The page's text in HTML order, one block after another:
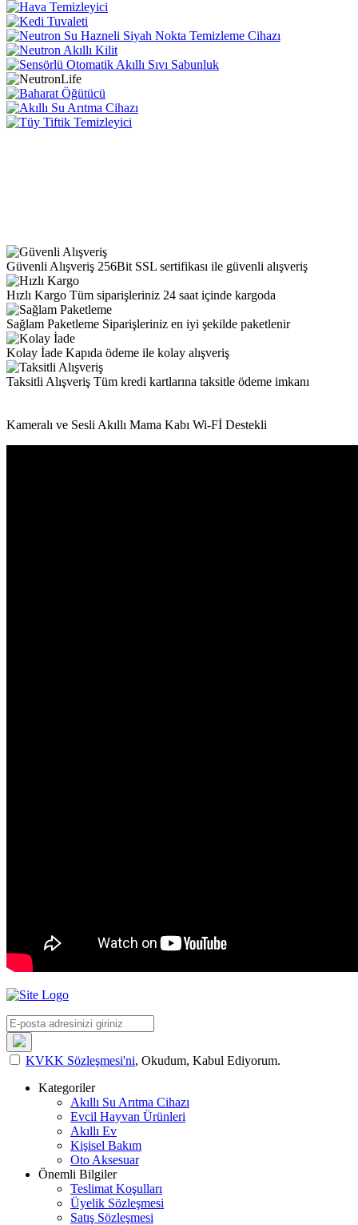
Güvenli Alışveriş 256Bit SSL sertifikası ile güvenli alışveriş
Hızlı Kargo Tüm siparişleriniz 24 saat içinde kargoda
Sağlam Paketleme Siparişleriniz en iyi şekilde paketlenir
Kolay İade Kapıda ödeme ile kolay alışveriş
Taksitli Alışveriş Tüm kredi kartlarına taksitle ödeme imkanı
Kameralı ve Sesli Akıllı Mama Kabı Wi-Fİ Destekli
KVKK Sözleşmesi'ni, Okudum, Kabul Ediyorum.
Kategoriler
Akıllı Su Arıtma Cihazı
Evcil Hayvan Ürünleri
Akıllı Ev
Kişisel Bakım
Oto Aksesuar
Önemli Bilgiler
Teslimat Koşulları
Üyelik Sözleşmesi
Satış Sözleşmesi